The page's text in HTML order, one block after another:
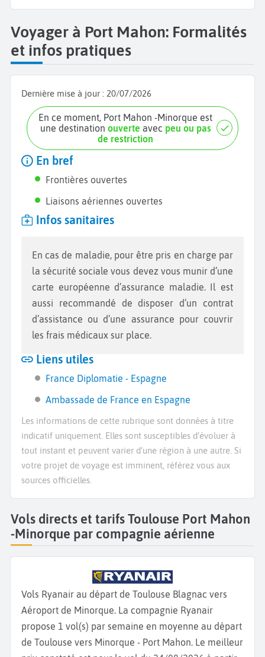
Voyager à Port Mahon: Formalités
et infos pratiques
Dernière mise à jour : 20/07/2026
En ce moment, Port Mahon -Minorque est
une destination ouverte avec peu ou pas
de restriction
En bref
Frontières ouvertes
Liaisons aériennes ouvertes
Infos sanitaires
En cas de maladie, pour être pris en charge par
la sécurité sociale vous devez vous munir d’une
carte européenne d’assurance maladie. Il est
aussi recommandé de disposer d’un contrat
d’assistance ou d’une assurance pour couvrir
les frais médicaux sur place.
Liens utiles
France Diplomatie - Espagne
Ambassade de France en Espagne
Les informations de cette rubrique sont données à titre
indicatif uniquement. Elles sont susceptibles d’évoluer à
tout instant et peuvent varier d’une région à une autre. Si
votre projet de voyage est imminent, référez vous aux
sources officielles.
Vols directs et tarifs Toulouse Port Mahon
-Minorque par compagnie aérienne
Vols Ryanair au départ de Toulouse Blagnac vers
Aéroport de Minorque. La compagnie Ryanair
propose 1 vol(s) par semaine en moyenne au départ
de Toulouse vers Minorque - Port Mahon. Le meilleur